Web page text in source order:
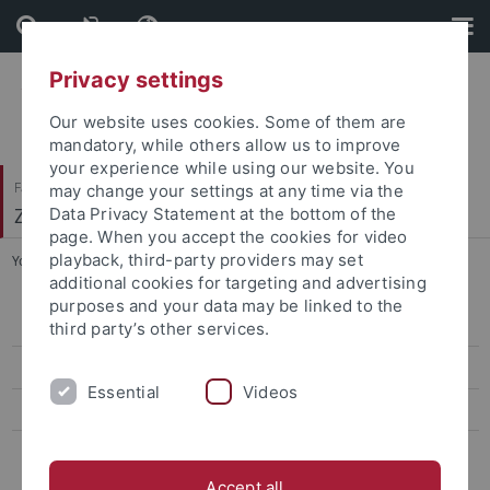
Skip
to
content
Skip
to
footer
Faculty of Humanities
Zeitgeschichte
You are here: Home ... Ehemalige, Emeritierte und Asoziierte
Team
Ehemalige, Emeritierte und Asoziierte
Privacy settings
Our website uses cookies. Some of them are
mandatory, while others allow us to improve
your experience while using our website. You
may change your settings at any time via the
Data Privacy Statement at the bottom of the
page. When you accept the cookies for video
playback, third-party providers may set
additional cookies for targeting and advertising
purposes and your data may be linked to the
third party’s other services.
Essential Videos